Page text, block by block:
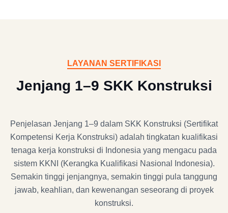
LAYANAN SERTIFIKASI
Jenjang 1–9 SKK Konstruksi
Penjelasan Jenjang 1–9 dalam SKK Konstruksi (Sertifikat
Kompetensi Kerja Konstruksi) adalah tingkatan kualifikasi
tenaga kerja konstruksi di Indonesia yang mengacu pada
sistem KKNI (Kerangka Kualifikasi Nasional Indonesia).
Semakin tinggi jenjangnya, semakin tinggi pula tanggung
jawab, keahlian, dan kewenangan seseorang di proyek
konstruksi.